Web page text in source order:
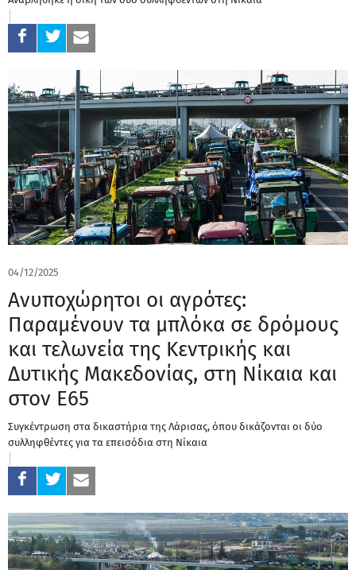
04/12/2025
Ανυποχώρητοι οι αγρότες:
Παραμένουν τα μπλόκα σε δρόμους
και τελωνεία της Κεντρικής και
Δυτικής Μακεδονίας, στη Νίκαια και
στον Ε65
Συγκέντρωση στα δικαστήρια της Λάρισας, όπου δικάζονται οι δύο
συλληφθέντες για τα επεισόδια στη Νίκαια